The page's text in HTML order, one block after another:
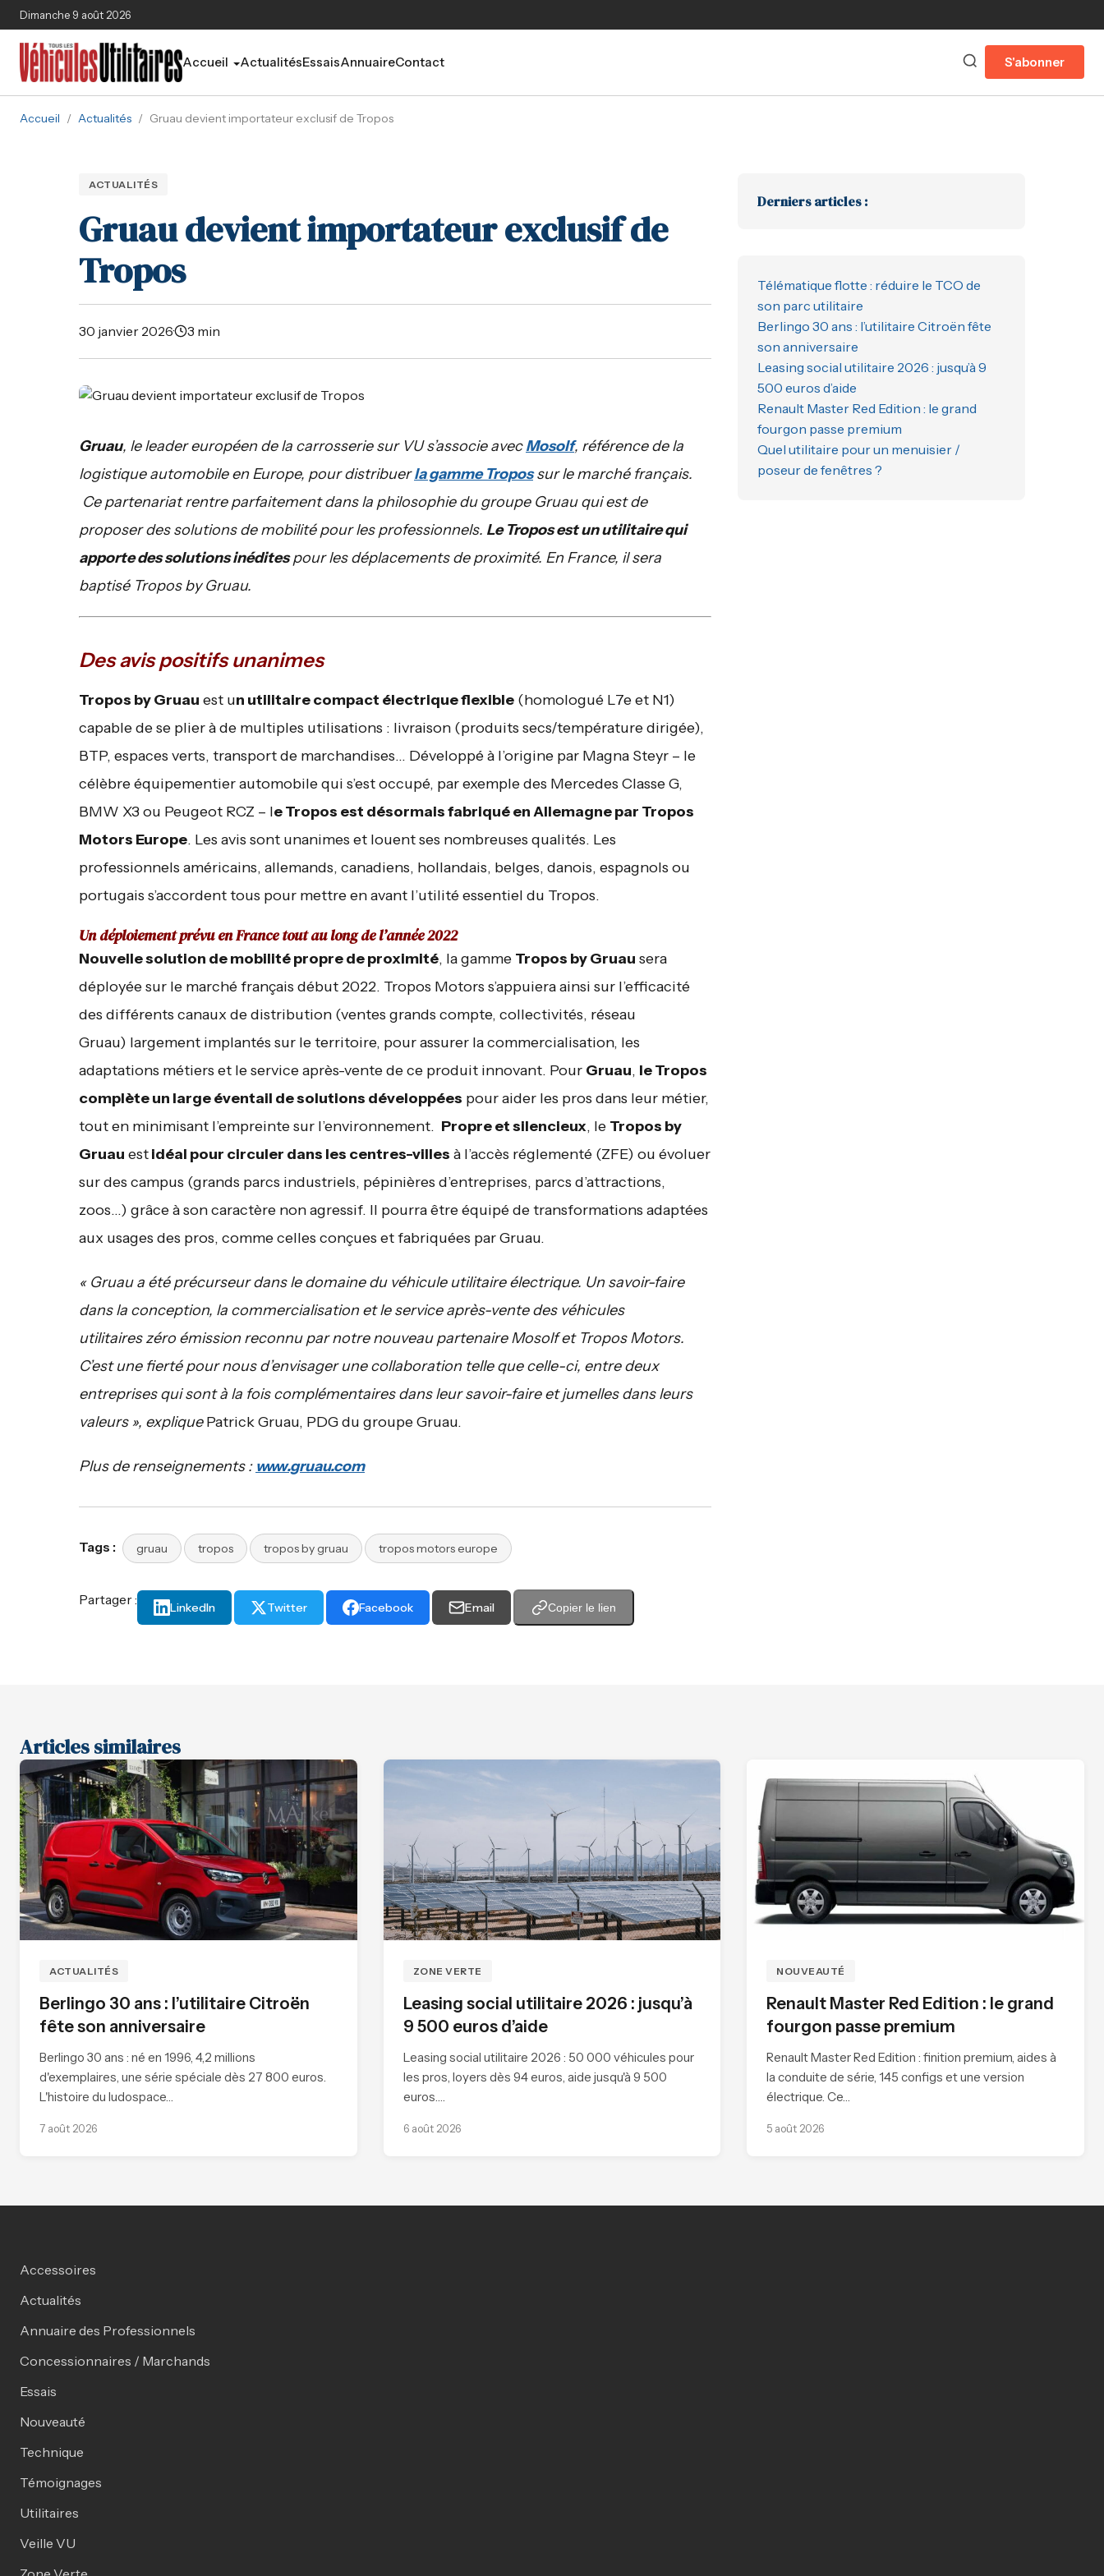
Aller au contenu principal
Dimanche 9 août 2026
Accueil ActualitésEssaisAnnuaireContact S'abonner
Accueil / Actualités / Gruau devient importateur exclusif de Tropos
ACTUALITÉS
Gruau devient importateur exclusif de
Tropos
30 janvier 2026· 3 min
Gruau, le leader européen de la carrosserie sur VU s’associe avecMosolf, référence de la
logistique automobile en Europe, pour distribuerla gamme Tropossur le marché français.
Ce partenariat rentre parfaitement dans la philosophie du groupe Gruau qui est de
proposer des solutions de mobilité pour les professionnels. Le Tropos est un utilitaire qui
apporte des solutions inéditespour les déplacements de proximité. En France, il sera
baptisé Tropos by Gruau.
Des avis positifs unanimes
Tropos by Gruau est un utilitaire compact électrique flexible (homologué L7e et N1)
capable de se plier à de multiples utilisations : livraison (produits secs/température dirigée),
BTP, espaces verts, transport de marchandises… Développé à l’origine par Magna Steyr – le
célèbre équipementier automobile qui s’est occupé, par exemple des Mercedes Classe G,
BMW X3 ou Peugeot RCZ – le Tropos est désormais fabriqué en Allemagne par Tropos
Motors Europe. Les avis sont unanimes et louent ses nombreuses qualités. Les
professionnels américains, allemands, canadiens, hollandais, belges, danois, espagnols ou
portugais s’accordent tous pour mettre en avant l’utilité essentiel du Tropos.
Un déploiement prévu en France tout au long de l’année 2022
Nouvelle solution de mobilité propre de proximité, la gamme Tropos by Gruau sera
déployée sur le marché français début 2022. Tropos Motors s’appuiera ainsi sur l’efficacité
des différents canaux de distribution (ventes grands compte, collectivités, réseau
Gruau) largement implantés sur le territoire, pour assurer la commercialisation, les
adaptations métiers et le service après-vente de ce produit innovant. Pour Gruau, le Tropos
complète un large éventail de solutions développées pour aider les pros dans leur métier,
tout en minimisant l’empreinte sur l’environnement. Propre et silencieux, le Tropos by
Gruau estidéal pour circuler dans les centres-villes à l’accès réglementé (ZFE) ou évoluer
sur des campus (grands parcs industriels, pépinières d’entreprises, parcs d’attractions,
zoos…) grâce à son caractère non agressif. Il pourra être équipé de transformations adaptées
aux usages des pros, comme celles conçues et fabriquées par Gruau.
« Gruau a été précurseur dans le domaine du véhicule utilitaire électrique. Un savoir-faire
dans la conception, la commercialisation et le service après-vente des véhicules
utilitaires zéro émission reconnu par notre nouveau partenaire Mosolf et Tropos Motors.
C’est une fierté pour nous d’envisager une collaboration telle que celle-ci, entre deux
entreprises qui sont à la fois complémentaires dans leur savoir-faire et jumelles dans leurs
valeurs », expliquePatrick Gruau, PDG du groupe Gruau.
Plus de renseignements : www.gruau.com
Tags : gruau tropos tropos by gruau tropos motors europe
Partager : LinkedIn Twitter Facebook Email Copier le lien
Derniers articles :
Télématique flotte : réduire le TCO de
son parc utilitaire
Berlingo 30 ans : l’utilitaire Citroën fête
son anniversaire
Leasing social utilitaire 2026 : jusqu’à 9
500 euros d’aide
Renault Master Red Edition : le grand
fourgon passe premium
Quel utilitaire pour un menuisier /
poseur de fenêtres ?
Articles similaires
ACTUALITÉS
Berlingo 30 ans : l’utilitaire Citroën
fête son anniversaire
Berlingo 30 ans : né en 1996, 4,2 millions
d'exemplaires, une série spéciale dès 27 800 euros.
L'histoire du ludospace…
7 août 2026
ZONE VERTE
Leasing social utilitaire 2026 : jusqu’à
9 500 euros d’aide
Leasing social utilitaire 2026 : 50 000 véhicules pour
les pros, loyers dès 94 euros, aide jusqu'à 9 500
euros.…
6 août 2026
NOUVEAUTÉ
Renault Master Red Edition : le grand
fourgon passe premium
Renault Master Red Edition : finition premium, aides à
la conduite de série, 145 configs et une version
électrique. Ce…
5 août 2026
Accessoires
Actualités
Annuaire des Professionnels
Concessionnaires / Marchands
Essais
Nouveauté
Technique
Témoignages
Utilitaires
Veille VU